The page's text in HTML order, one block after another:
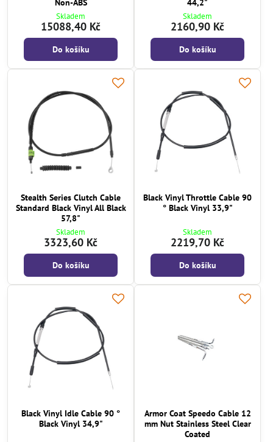
Skladem
15088,40 Kč
Do košíku
Skladem
2160,90 Kč
Do košíku
Stealth Series Clutch Cable
Standard Black Vinyl All Black
57,8"
Skladem
3323,60 Kč
Do košíku
Black Vinyl Throttle Cable 90
° Black Vinyl 33,9"
Skladem
2219,70 Kč
Do košíku
Black Vinyl Idle Cable 90 °
Black Vinyl 34,9"
Armor Coat Speedo Cable 12
mm Nut Stainless Steel Clear
Coated